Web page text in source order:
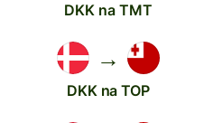
DKK na TMT
→
DKK na TOP